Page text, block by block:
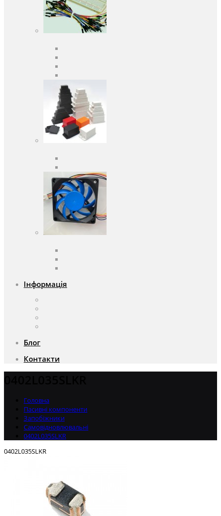
Інформація
Блог
Контакти
Головна
Пасивні компоненти
Запобіжники
Самовідновлювальні
0402L035SLKR
0402L035SLKR